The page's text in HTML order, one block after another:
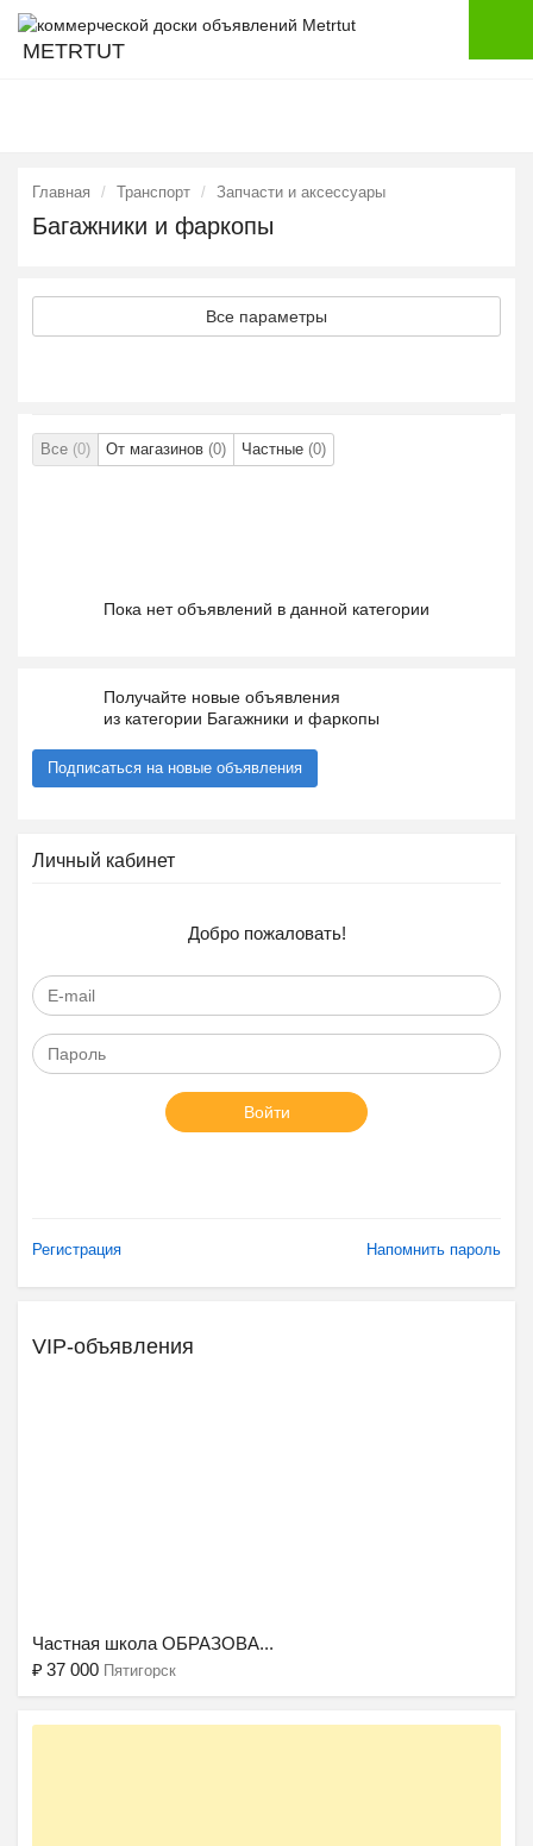
METRTUT
Главная Транспорт Запчасти и аксессуары
Багажники и фаркопы
Все параметры
Все (0) От магазинов (0) Частные (0)
Пока нет объявлений в данной категории
Получайте новые объявления
из категории Багажники и фаркопы
Подписаться на новые объявления
Личный кабинет
Добро пожаловать!
Войти
Регистрация Напомнить пароль
VIP-объявления
Частная школа ОБРАЗОВА...
₽ 37 000 Пятигорск